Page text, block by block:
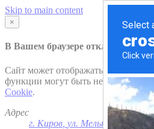
Skip to main content
×
В Вашем браузере отключена
Сайт может отображаться
функции могут быть недоступны.
Cookie.
Адрес
г. Киров ул. Мельничная, д. 1